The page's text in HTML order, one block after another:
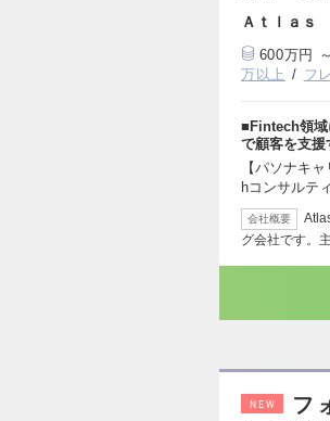
Ａｔｌａｓ
600万円
万以上
フ
■Fintech領域
で顧客を支
【パソナキ
hコンサルテ
会社概要
グ会社です。
NEW
フ